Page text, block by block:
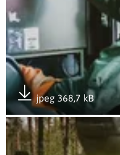
jpeg 368,7 kB
Pobierz załącznik
Otwórz załącznik 2LBOT - 9